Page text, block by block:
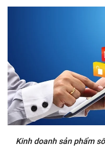
Kinh doanh sản phẩm